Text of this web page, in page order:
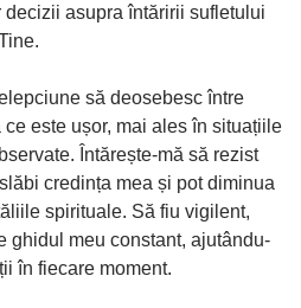
asupra întăririi sufletului
să deosebesc între
este ușor, mai ales în situațiile
Întărește-mă să rezist
credința mea și pot diminua
spirituale. Să fiu vigilent,
ghidul meu constant, ajutându-
în fiecare moment.